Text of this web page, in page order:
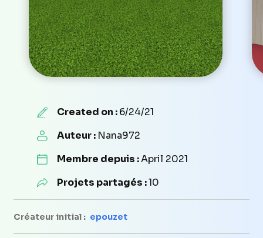
Created on :6/24/21
Auteur : Nana972
Membre depuis :April 2021
Projets partagés :10
Créateur initial : epouzet